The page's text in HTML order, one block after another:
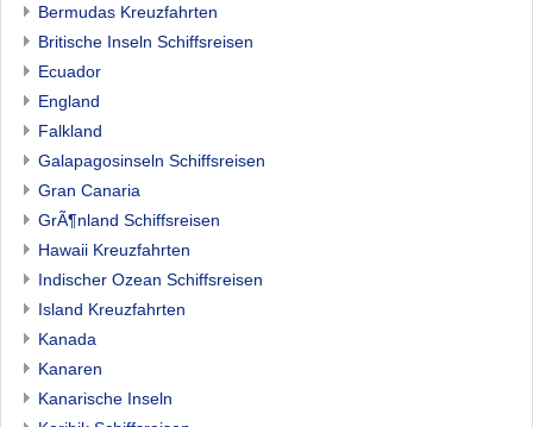
Bermudas Kreuzfahrten
Britische Inseln Schiffsreisen
Ecuador
England
Falkland
Galapagosinseln Schiffsreisen
Gran Canaria
GrÃ¶nland Schiffsreisen
Hawaii Kreuzfahrten
Indischer Ozean Schiffsreisen
Island Kreuzfahrten
Kanada
Kanaren
Kanarische Inseln